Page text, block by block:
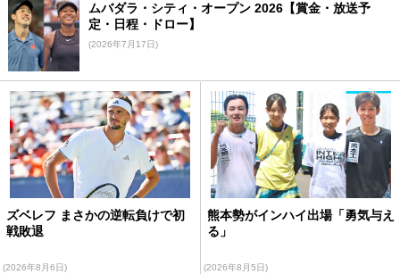
ムバダラ・シティ・オープン 2026【賞金・放送予
定・日程・ドロー】
(2026年7月17日)
ズベレフ まさかの逆転負けで初
戦敗退
(2026年8月6日)
熊本勢がインハイ出場「勇気与え
る」
(2026年8月5日)